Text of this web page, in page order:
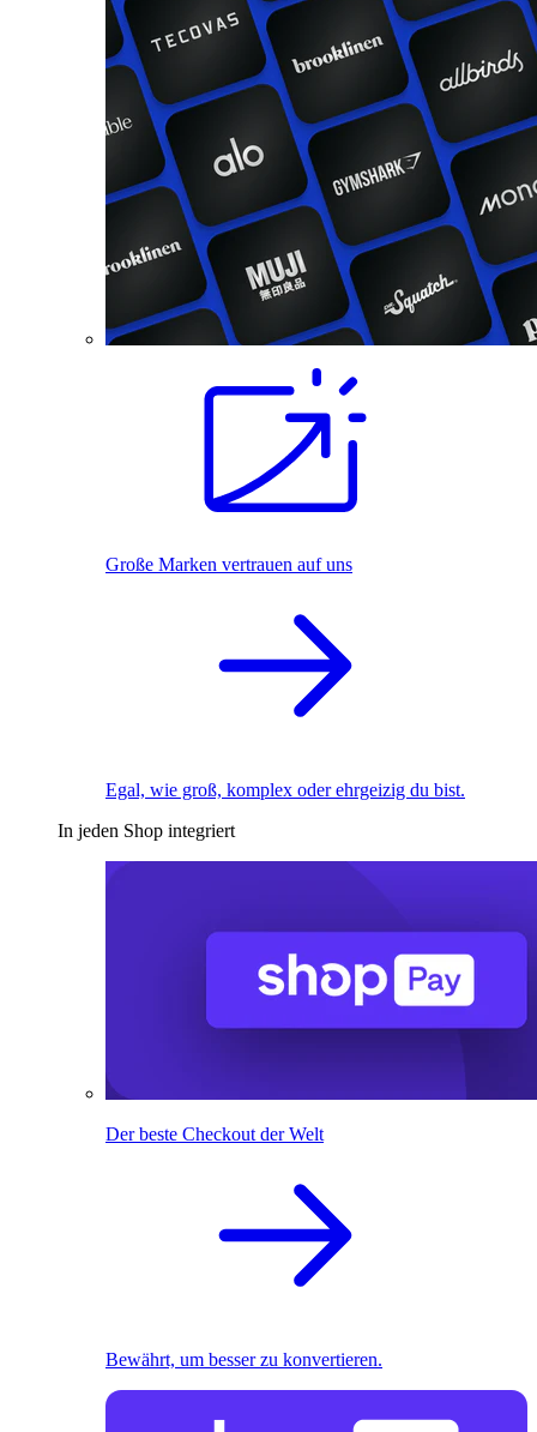
Große Marken vertrauen auf uns
Egal, wie groß, komplex oder ehrgeizig du bist.
In jeden Shop integriert
Der beste Checkout der Welt
Bewährt, um besser zu konvertieren.